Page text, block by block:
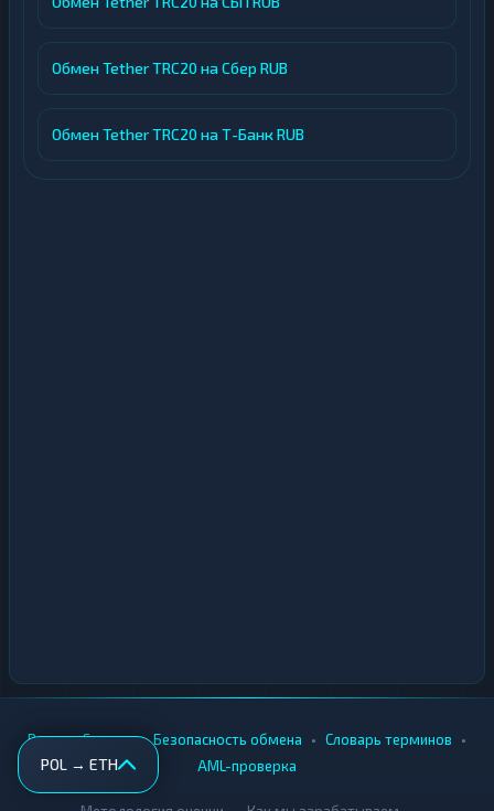
Обмен Tether TRC20 на Сбер RUB
Обмен Tether TRC20 на Т-Банк RUB
POL → ETH
Вики • Города • Безопасность обмена • Словарь терминов •
AML-проверка